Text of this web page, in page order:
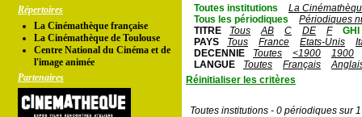
Répertoires
La Cinémathèque française
La Cinémathèque de Toulouse
Centre National du Cinéma et de
l'image animée
Partenaires
Toutes institutions
La
Tous les périodiques
Périodiques
TITRE
Tous AB C DE F
GHI
PAYS
Tous France Etats-Unis
DECENNIE
Toutes <1900
1900
LANGUE
Toutes Français
Réinitialiser les critères
Toutes institutions - 0 périodiques sur